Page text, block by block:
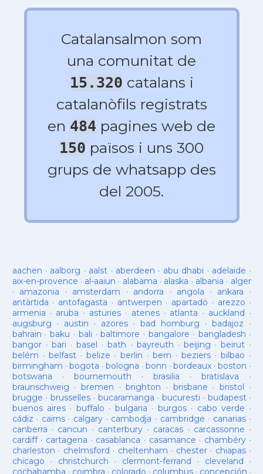
Catalansalmon som
una comunitat de
15.320 catalans i
catalanòfils registrats
en 484 pagines web de
150 països i uns 300
grups de whatsapp des
del 2005.
aachen · aalborg · aalst · aberdeen · abu dhabi · adelaide ·
aix-en-provence · al-aaiun · alabama · alaska · albania · alger
· amazonia · amsterdam · andorra · angola · ankara ·
antàrtida · antofagasta · antwerpen · apartadó · arezzo ·
armenia · aruba · asturies· atenes· atlanta · auckland ·
augsburg · austin · azores·bad homburg ·badajoz ·
bahrain ·baku · bali ·baltimore ·bangalore · bangladesh ·
bangor· bari ·basel ·bath · bayreuth ·beijing ·beirut ·
belém · belfast· belize · berlin ·bern ·beziers ·bilbao ·
birmingham · bogota · bologna ·bonn ·bordeaux ·boston ·
botswana · bournemouth ·brasilia ·bratislava ·
braunschweig · bremen ·brighton · brisbane · bristol ·
brugge · brusselles· bucaramanga · bucuresti · budapest·
buenos aires· buffalo · bulgaria · burgos· cabo verde ·
cádiz · cairns· calgary · cambodja · cambridge · canarias·
canberra · cancun · canterbury · caracas · carcassonne ·
cardiff· cartagena · casablanca · casamance · chambéry·
charleston · chelmsford · cheltenham · chester· chiapas ·
chicago · christchurch · clermont-ferrand · cleveland ·
cochabamba · coimbra · colorado · columbus· concepción ·